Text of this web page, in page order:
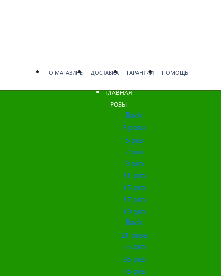
О МАГАЗИНЕ ДОСТАВКА ГАРАНТИИ ПОМОЩЬ
ГЛАВНАЯ
РОЗЫ
Back
3 розы
5 роз
7 роз
9 роз
11 роз
15 роз
17 роз
19 роз
Back
21 роза
25 роз
35 роз
45 роз